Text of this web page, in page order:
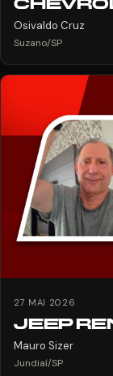
Osivaldo Cruz
Suzano/SP
27 MAI 2026
JEEP
Mauro Sizer
Jundiaí/SP